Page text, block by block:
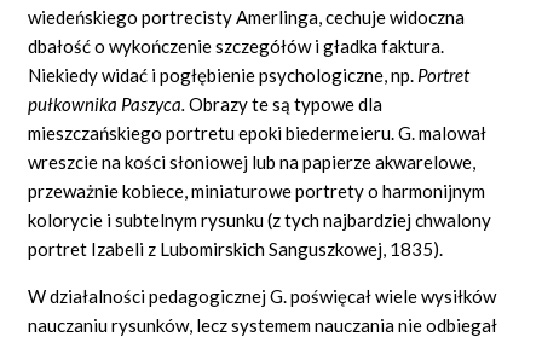
wiedeńskiego portrecisty Amerlinga, cechuje widoczna
dbałość o wykończenie szczegółów i gładka faktura.
Niekiedy widać i pogłębienie psychologiczne, np. Portret
pułkownika Paszyca.Obrazy te są typowe dla
mieszczańskiego portretu epoki biedermeieru. G. malował
wreszcie na kości słoniowej lub na papierze akwarelowe,
przeważnie kobiece, miniaturowe portrety o harmonijnym
kolorycie i subtelnym rysunku (z tych najbardziej chwalony
portret Izabeli z Lubomirskich Sanguszkowej, 1835).
W działalności pedagogicznej G. poświęcał wiele wysiłków
nauczaniu rysunków, lecz systemem nauczania nie odbiegał